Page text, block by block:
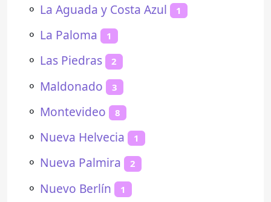
⚬ La Aguada y Costa Azul 1
⚬ La Paloma 1
⚬ Las Piedras 2
⚬ Maldonado 3
⚬ Montevideo 8
⚬ Nueva Helvecia 1
⚬ Nueva Palmira 2
⚬ Nuevo Berlín 1